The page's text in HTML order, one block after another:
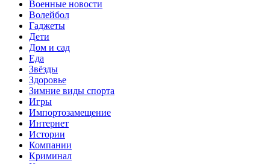
Военные новости
Волейбол
Гаджеты
Дети
Дом и сад
Еда
Звёзды
Здоровье
Зимние виды спорта
Игры
Импортозамещение
Интернет
Истории
Компании
Криминал